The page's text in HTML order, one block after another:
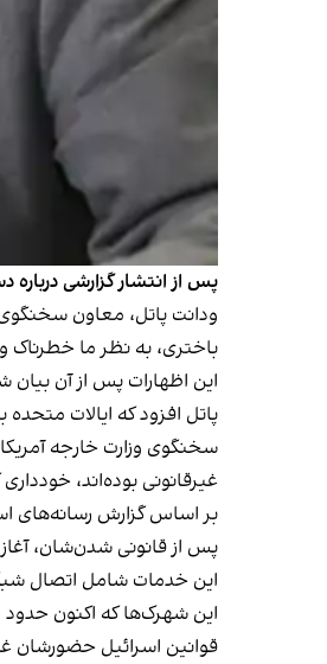
پس از انتشار گزارشی درباره
ودانت پاتل، معاون سخنگوی
باختری، به نظر ما
این اظهارات پس از آن بیان شد که کانال ۱۲ تلویزیون اسرائیل گزارش داد که اسموتریچ در تلاش است تا روند قانونی‌سازی
پاتل افزود که ایالات
سخنگوی وزارت خارجه
غیرقانونی بوده‌اند،
بر اساس گزارش رسانه‌های
پس از قانونی شدن‌شان،
این خدمات شامل اتصال
قوانین اسرائیل حضورشان